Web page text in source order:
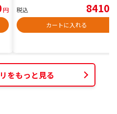
円
税込 8410
カートに入れる
をもっと見る